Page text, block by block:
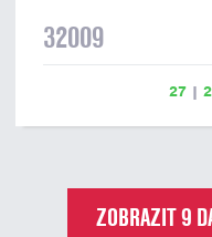
32009
27 |
ZOBRAZIT 9